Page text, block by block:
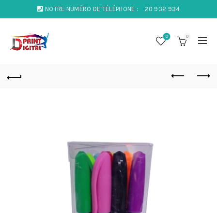
NOTRE NUMÉRO DE TÉLÉPHONE : 20 932 934
0 0